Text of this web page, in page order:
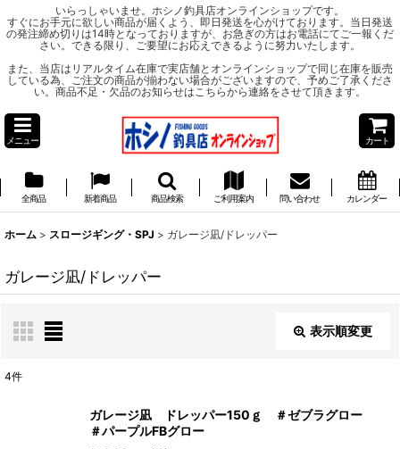
いらっしゃいませ。ホシノ釣具店オンラインショップです。
すぐにお手元に欲しい商品が届くよう、即日発送を心がけております。当日発送
の発注締め切りは14時となっておりますが、お急ぎの方はお電話にてご一報くだ
さい。できる限り、ご要望にお応えできるように努力いたします。
また、当店はリアルタイム在庫で実店舗とオンラインショップで同じ在庫を販売
している為、ご注文の商品が揃わない場合がございますので、予めご了承くださ
い。商品不足・欠品のお知らせはこちらから連絡をさせて頂きます。
メニュー カート
全商品 新着商品 商品検索 ご利用案内 問い合わせ カレンダー
ホーム > スロージギング・SPJ > ガレージ凪/ドレッパー
ガレージ凪/ドレッパー
表示順変更
4件
ガレージ凪 ドレッパー150ｇ ＃ゼブラグロー
＃パープルFBグロー